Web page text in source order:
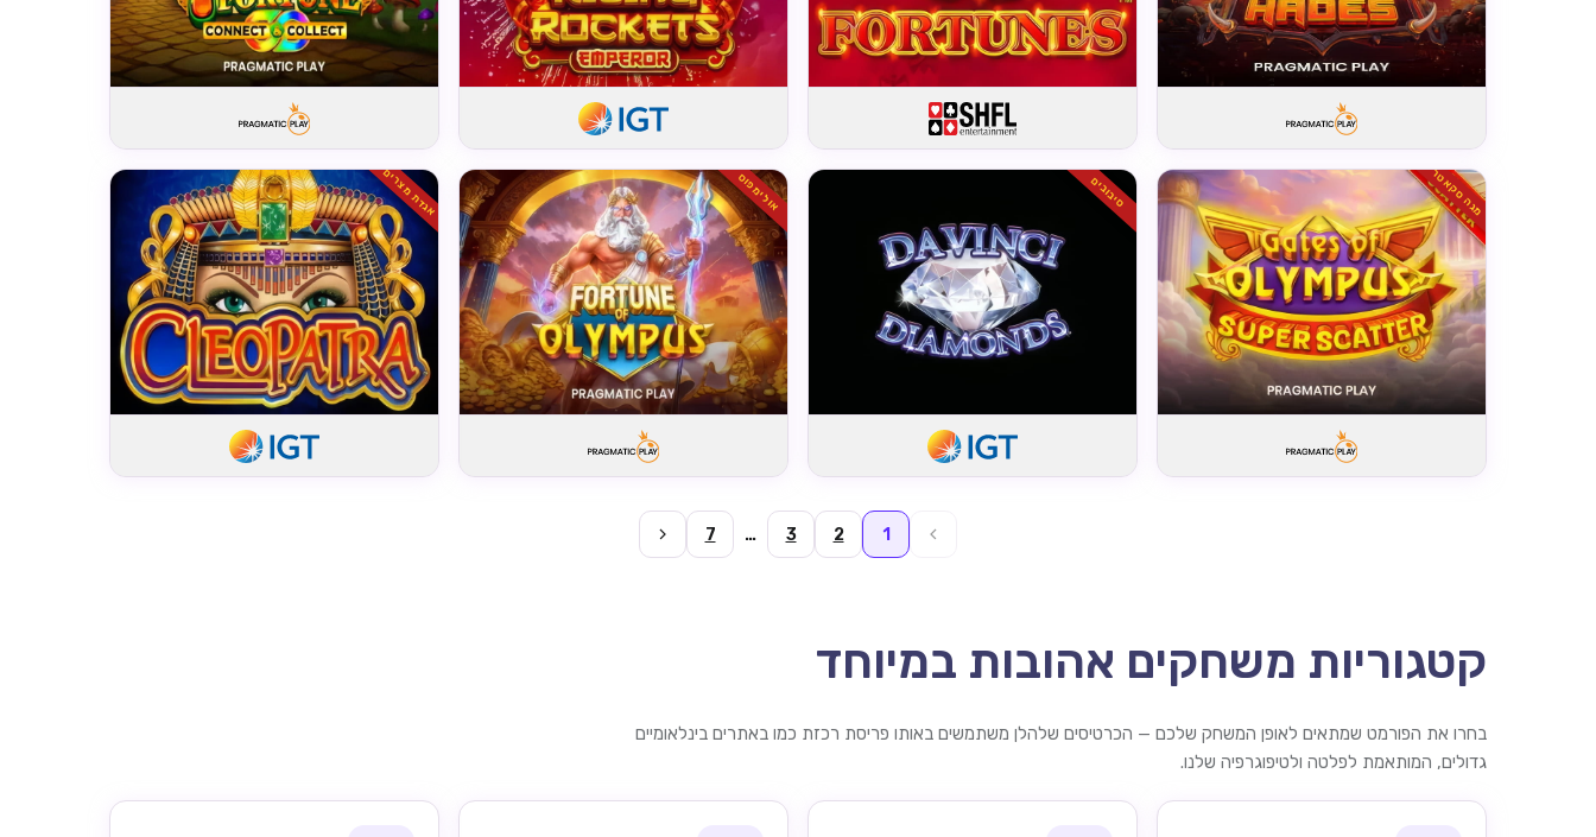
מגה סקאטר סיבובים אולימפוס אגדת מצרים
1
2
3
…
7
קטגוריות משחקים אהובות במיוחד
בחרו את הפורמט שמתאים לאופן המשחק שלכם — הכרטיסים שלהלן משתמשים באותו פריסת רכזת כמו באתרים בינלאומיים
גדולים, המותאמת לפלטה ולטיפוגרפיה שלנו.